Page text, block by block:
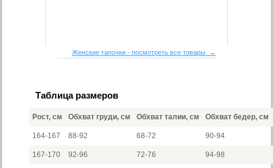
Женские тапочки - посмотреть все товары →
Таблица размеров
Рост, см Обхват груди, см Обхват талии, см Обхват бедер, см
164-167 88-92 68-72 90-94
167-170 92-96 72-76 94-98